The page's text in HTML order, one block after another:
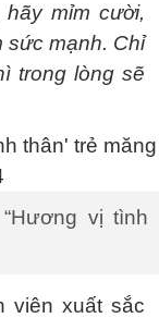
mỉm cười,
sức mạnh. Chỉ
trong lòng sẽ
vị tình
viên xuất sắc